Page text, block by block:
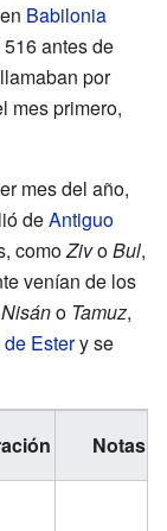
Babilonia
antes de
por
mes primero,
mes del año,
deAntiguo
comoZivoBul,
venían de los
Nisáno Tamuz,
Estery se
Notas